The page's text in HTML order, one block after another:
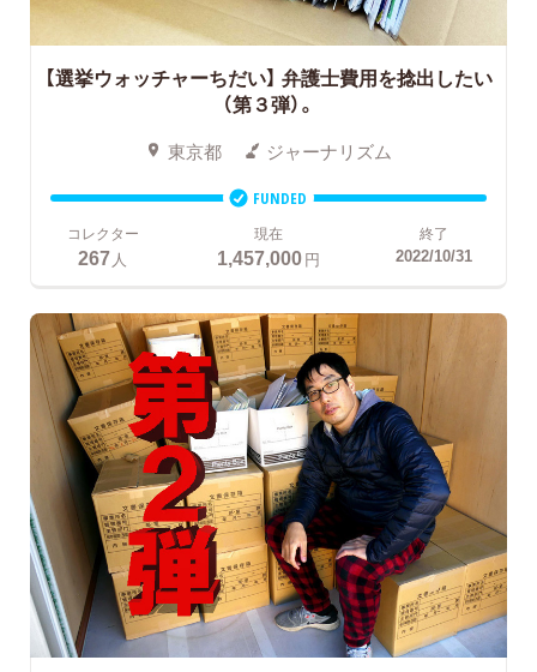
【選挙ウォッチャーちだい】 弁護士費用を捻出したい
（第３弾）。
東京都 ジャーナリズム
FUNDED
コレクター
267人
現在
1,457,000円
終了
2022/10/31